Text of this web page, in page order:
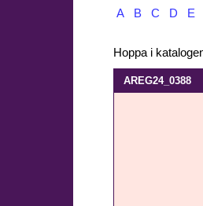
A B C D E
Hoppa i
AREG24_0388